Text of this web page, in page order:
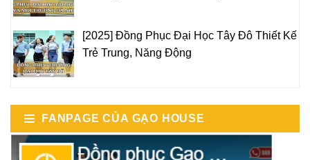
[2025] Đồng Phục Đại Học Tây Đô Thiết Kế
Trẻ Trung, Năng Động
FANPAGE CỦA GẠO HOUSE